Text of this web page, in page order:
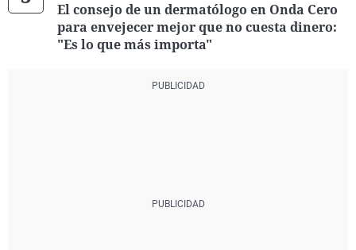
El consejo de un dermatólogo en Onda Cero
para envejecer mejor que no cuesta dinero:
"Es lo que más importa"